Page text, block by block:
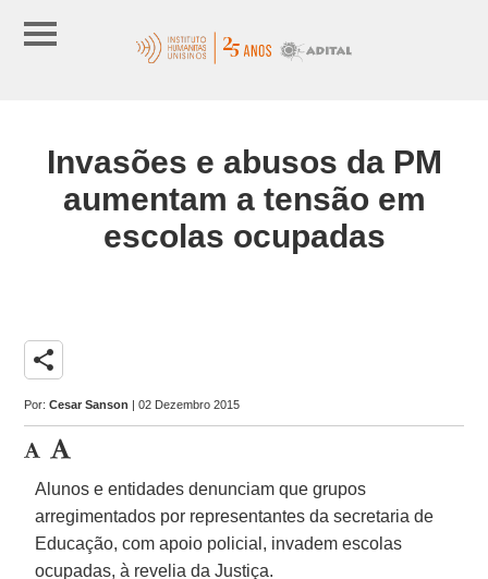
Invasões e abusos da PM
aumentam a tensão em
escolas ocupadas
share
Por:Cesar Sanson | 02 Dezembro 2015
Alunos e entidades denunciam que grupos
arregimentados por representantes da secretaria de
Educação, com apoio policial, invadem escolas
ocupadas, à revelia da Justiça.